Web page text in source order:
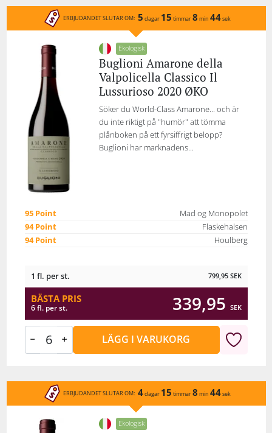
ERBJUDANDET SLUTAR OM: 5 dagar 15 timmar8 min 44sek
Ekologisk
Buglioni Amarone della
Valpolicella Classico Il
Lussurioso 2020 ØKO
Söker du World-Class Amarone... och är
du inte riktigt på "humör" att tömma
plånboken på ett fyrsiffrigt belopp?
Buglioni har marknadens...
95 Point
Mad og Monopolet
94 Point
Flaskehalsen
94 Point
Houlberg
1 fl. per st. 799,95 SEK
BÄSTA PRIS
6 fl. per st. 339,95 SEK
LÄGG I VARUKORG
ERBJUDANDET SLUTAR OM: 4dagar 15 timmar8 min 44sek
Ekologisk